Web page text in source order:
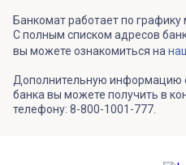
Банкомат работает по графику
С полным списком адресов
вы можете ознакомиться на
Дополнительную информацию
банка вы можете получить в
телефону: 8-800-1001-777.